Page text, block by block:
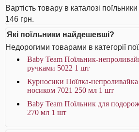
Вартість товару в каталозі
146 грн.
Які поїльники найдешевші?
Недорогими товарами в категорії
Baby Team Поїльник-
ручками 5022 1 шт
Курносики Поїлка-
носиком 7021 250 мл 1 шт
Baby Team Поїльник для
270 мл 1 шт